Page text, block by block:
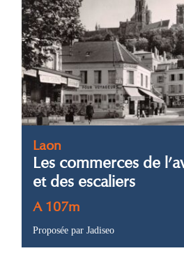
Laon
Les commerces de
et des escaliers
A 107m
Proposée par Jadiseo